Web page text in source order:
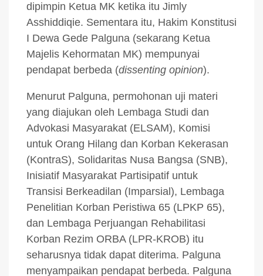
dipimpin Ketua MK ketika itu Jimly
Asshiddiqie. Sementara itu, Hakim Konstitusi
I Dewa Gede Palguna (sekarang Ketua
Majelis Kehormatan MK) mempunyai
pendapat berbeda (dissenting opinion).
Menurut Palguna, permohonan uji materi
yang diajukan oleh Lembaga Studi dan
Advokasi Masyarakat (ELSAM), Komisi
untuk Orang Hilang dan Korban Kekerasan
(KontraS), Solidaritas Nusa Bangsa (SNB),
Inisiatif Masyarakat Partisipatif untuk
Transisi Berkeadilan (Imparsial), Lembaga
Penelitian Korban Peristiwa 65 (LPKP 65),
dan Lembaga Perjuangan Rehabilitasi
Korban Rezim ORBA (LPR-KROB) itu
seharusnya tidak dapat diterima. Palguna
menyampaikan pendapat berbeda. Palguna